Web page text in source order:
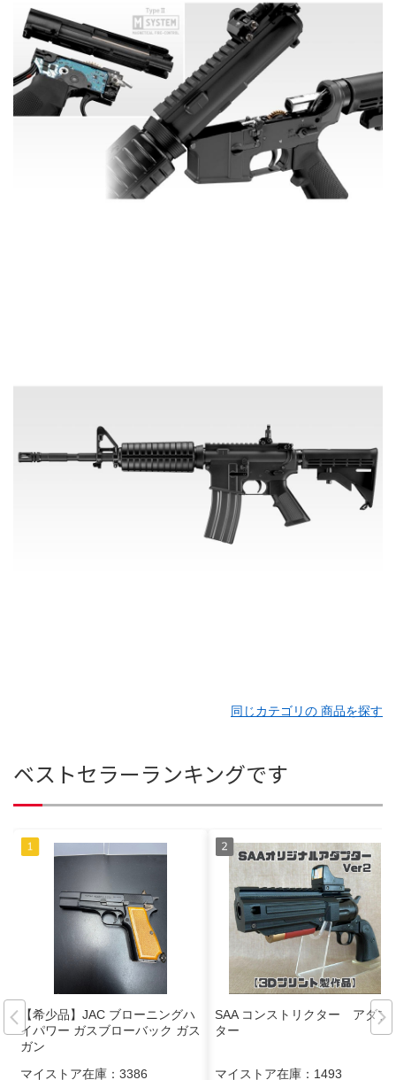
同じカテゴリの 商品を探す
ベストセラーランキングです
【希少品】JAC ブローニングハ
イパワー ガスブローバック ガス
ガン
マイストア在庫： 3386
SAA コンストリクター アダプ
ター
マイストア在庫： 1493